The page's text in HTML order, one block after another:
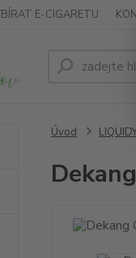
E-CIGARETU
Úvod